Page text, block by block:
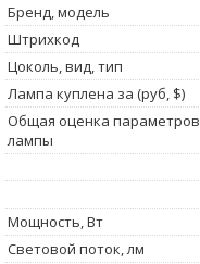
Бренд, модель
Штрихкод
Цоколь, вид, тип
Лампа куплена за (руб, $)
Общая оценка параметров
лампы
Мощность, Вт
Световой поток, лм